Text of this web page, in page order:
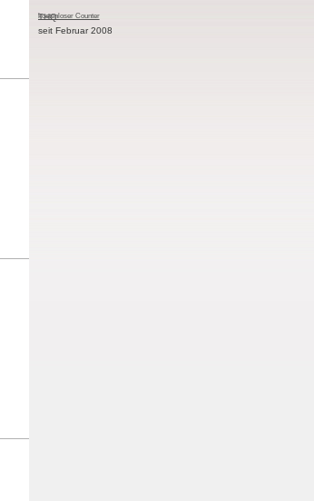
kostenloser Counter
THQ
seit Februar 2008